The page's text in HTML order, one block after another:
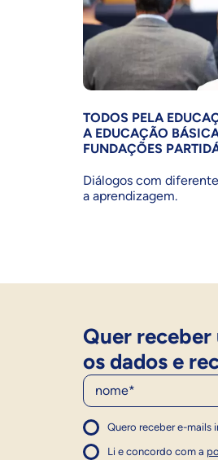
TODOS PELA
A EDUCAÇÃO
FUNDAÇÕES
Diálogos com
a aprendizagem.
Quer receber
os dados e
Nome
Quero receber e-mails
1
Concordo com a política
Concordo com a política
Li e concordo com a
1